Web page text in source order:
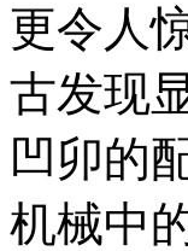
更令人
古发现
凹卯的
机械中